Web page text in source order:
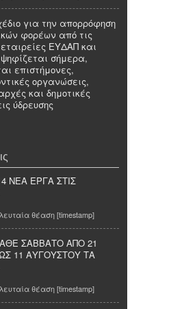
για την απορρόφηση
φορέων από τις
ΕΥΔΑΠ και
σήμερα,
επιστήμονες,
οργανώσεις,
και δημοτικές
ύδρευσης
ΝΕΑ ΕΡΓΑ ΣΤΙΣ
θέαση [timestamp]
ΣΑΒΒΑΤΟ ΑΠΟ 21
11 ΑΥΓΟΥΣΤΟΥ ΤΑ
θέαση [timestamp]